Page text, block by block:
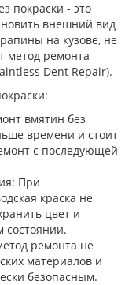
покраски - это
внешний вид
на кузове, не
метод ремонта
Dent Repair).
вмятин без
времени и стоит
с последующей
При
краска не
цвет и
состоянии.
ремонта не
материалов и
безопасным.